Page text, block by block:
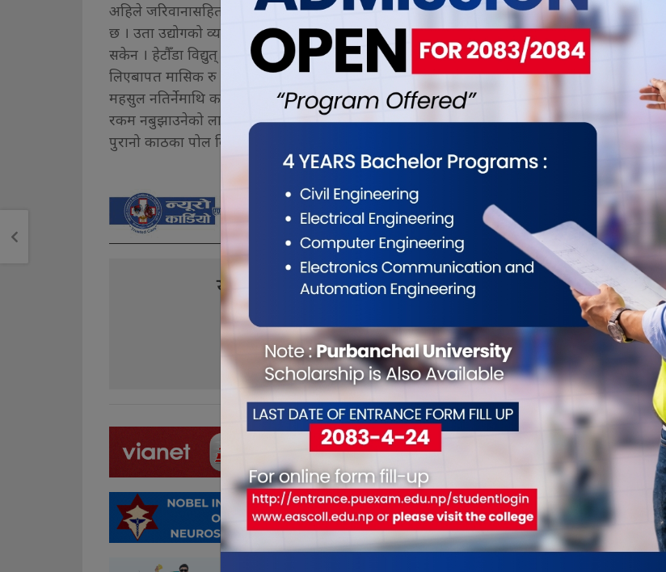
अहिले जरिवानासहितको रकम रु दुई अर्ब ३४ करोड पुगेको हेटौँडा वितरण शाखाको लेखा शाखाले जनाएको
छ । उता उद्योगको व्यवस्थापन पक्षमा उक्त महसुलको बक्यौता सम्बन्धमा जानकारी लिन खोज्दा सम्पर्क हुन
सकेन । हेटौँडा विद्युत् शाखाअन्तर्गत करिब ६० हजार विद्युत् मिटर लिने ग्राहक रहेको छ । विद्युत् सेवा
लिएबापत मासिक रु १८ करोड विद्युत् महसुल प्राप्त हुने गरेको बताइएको छ । अवैधरुपमा विद्युत् चोरी गर्ने र
महसुल नतिर्नेमाथि कारवाही र निरन्तर अनुगमन भइरहेको ठाकुरले जानकरी दिनुभएको छ । साथै विद्युत्
रकम नबुझाउनेको लाइन काट्ने कार्य पनि जारी रहेको उहाँले भन्नुभयो । अहिले नयाँ ट्रान्सर्फमर जडान गर्ने र
पुरानो काठका पोल विस्थापित गर्ने काम उक्त शाखाबाट भइरहेको छ ।
यो खबर पढेर तपाईलाई कस्तो महसुस भयो ?
0 0 0 0